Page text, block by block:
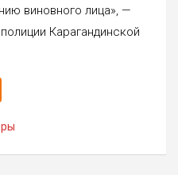
виновного лица», —
Карагандинской
n